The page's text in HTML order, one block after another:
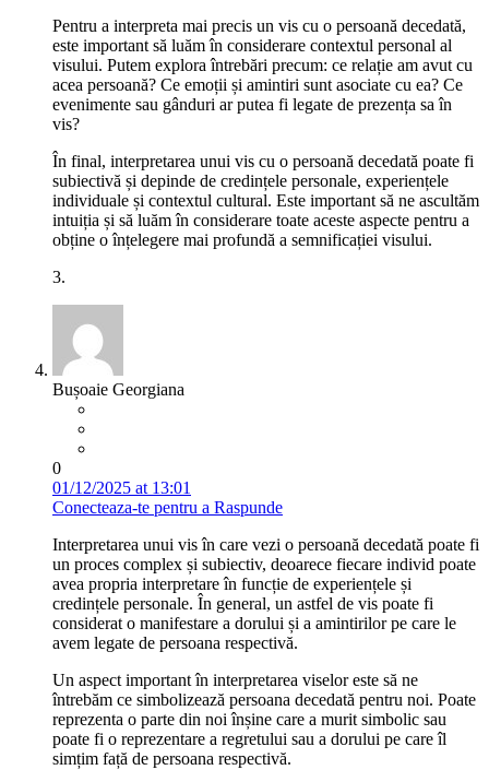
Pentru a interpreta mai precis un vis cu o persoană decedată,
este important să luăm în considerare contextul personal al
visului. Putem explora întrebări precum: ce relație am avut cu
acea persoană? Ce emoții și amintiri sunt asociate cu ea? Ce
evenimente sau gânduri ar putea fi legate de prezența sa în
vis?
În final, interpretarea unui vis cu o persoană decedată poate fi
subiectivă și depinde de credințele personale, experiențele
individuale și contextul cultural. Este important să ne ascultăm
intuiția și să luăm în considerare toate aceste aspecte pentru a
obține o înțelegere mai profundă a semnificației visului.
3.
Bușoaie Georgiana
0
01/12/2025 at 13:01
Conecteaza-te pentru a Raspunde
Interpretarea unui vis în care vezi o persoană decedată poate fi
un proces complex și subiectiv, deoarece fiecare individ poate
avea propria interpretare în funcție de experiențele și
credințele personale. În general, un astfel de vis poate fi
considerat o manifestare a dorului și a amintirilor pe care le
avem legate de persoana respectivă.
Un aspect important în interpretarea viselor este să ne
întrebăm ce simbolizează persoana decedată pentru noi. Poate
reprezenta o parte din noi înșine care a murit simbolic sau
poate fi o reprezentare a regretului sau a dorului pe care îl
simțim față de persoana respectivă.